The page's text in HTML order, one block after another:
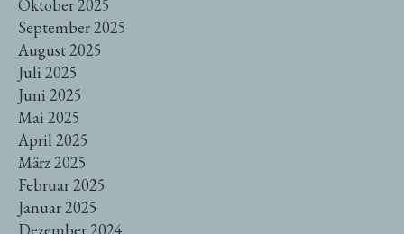
Oktober 2025
September 2025
August 2025
Juli 2025
Juni 2025
Mai 2025
April 2025
März 2025
Februar 2025
Januar 2025